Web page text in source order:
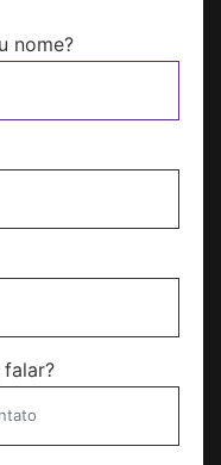
nome?